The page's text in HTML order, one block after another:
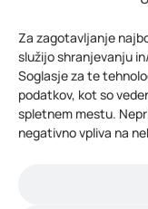
Za zagotavljanje
služijo shranjevanju
Soglasje za te
podatkov, kot so
spletnem mestu.
negativno vpliva na